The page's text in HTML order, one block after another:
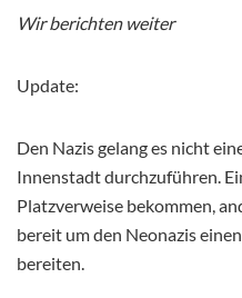
Wir berichten weiter
Update:
Den Nazis gelang es nicht
Innenstadt durchzuführen.
Platzverweise bekommen,
bereit um den Neonazis
bereiten.